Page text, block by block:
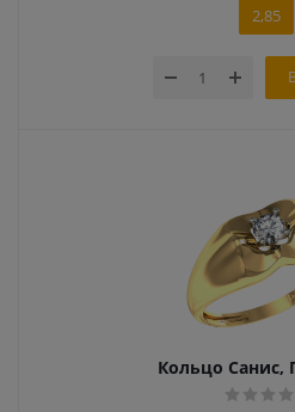
2,85
Кольцо Санис,